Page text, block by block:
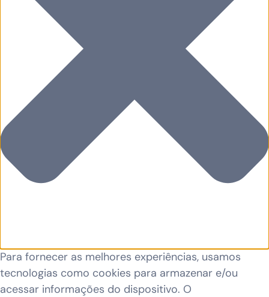
Para fornecer as melhores experiências, usamos
tecnologias como cookies para armazenar e/ou
acessar informações do dispositivo. O